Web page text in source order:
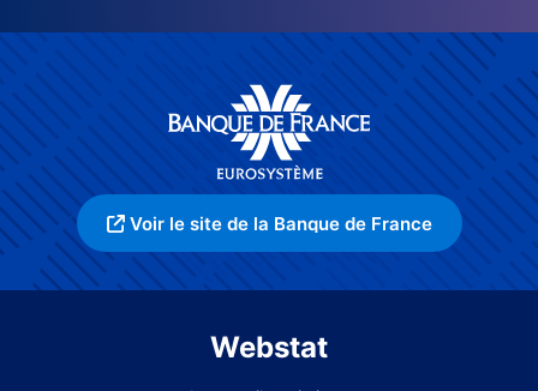
Voir le site de la Banque de France
Webstat